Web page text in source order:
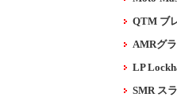
QTM ブ
AMRグ
LP
SMR ス